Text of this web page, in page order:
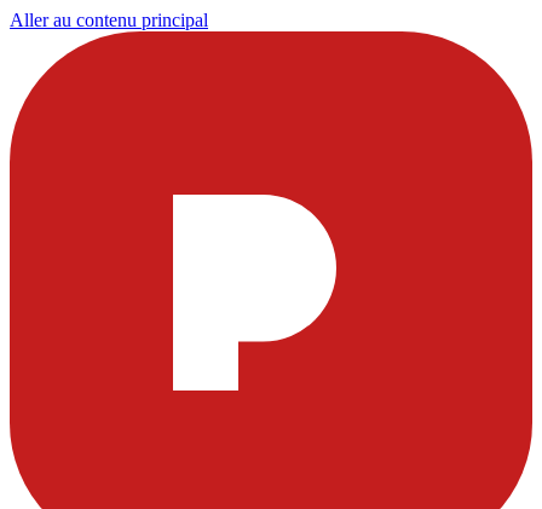
Aller au contenu principal